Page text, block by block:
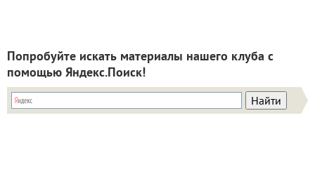
Попробуйте искать материалы нашего клуба с
помощью Яндекс.Поиск!